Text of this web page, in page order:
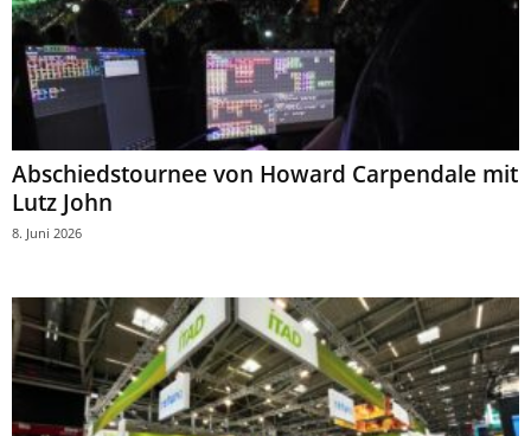
Abschiedstournee von Howard Carpendale mit
Lutz John
8. Juni 2026